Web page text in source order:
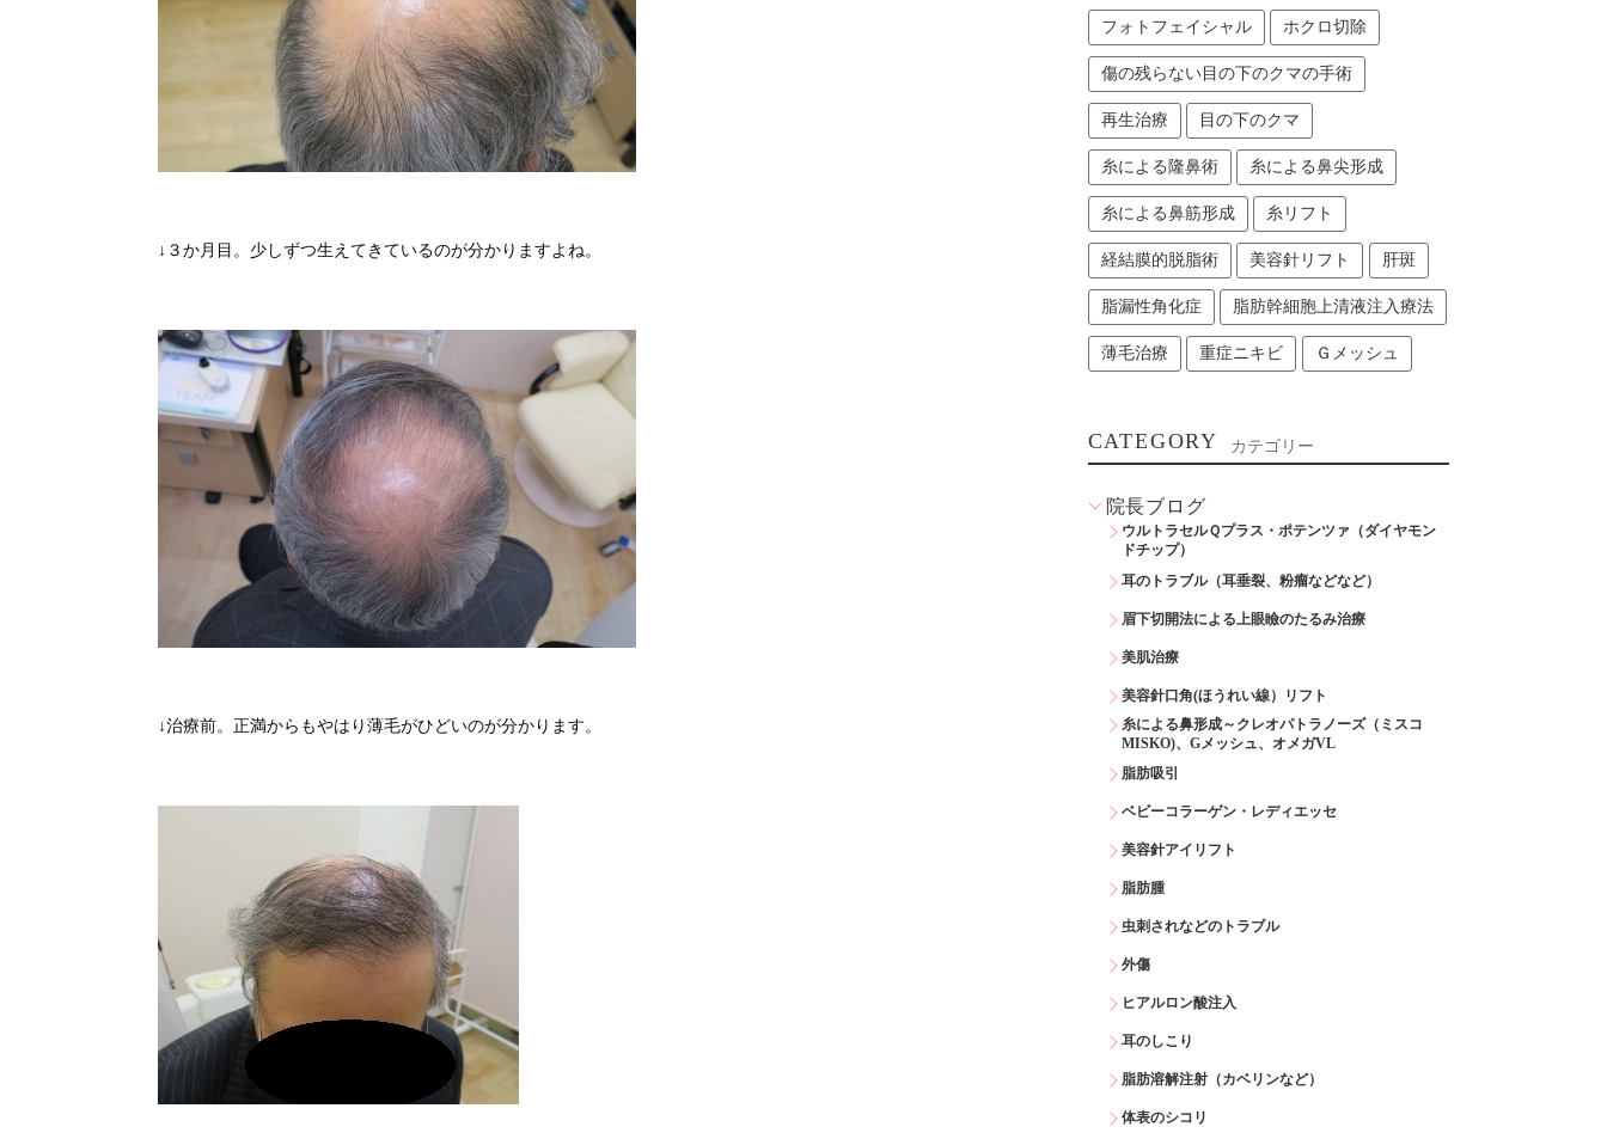
↓３か月目。少しずつ生えてきているのが分かりますよね。
↓治療前。正満からもやはり薄毛がひどいのが分かります。
フォトフェイシャル ホクロ切除
傷の残らない目の下のクマの手術
再生治療 目の下のクマ
糸による隆鼻術 糸による鼻尖形成
糸による鼻筋形成 糸リフト
経結膜的脱脂術 美容針リフト 肝斑
脂漏性角化症 脂肪幹細胞上清液注入療法
薄毛治療 重症ニキビ Ｇメッシュ
CATEGORY カテゴリー
院長ブログ
ウルトラセルＱプラス・ポテンツァ（ダイヤモン
ドチップ）
耳のトラブル（耳垂裂、粉瘤などなど）
眉下切開法による上眼瞼のたるみ治療
美肌治療
美容針口角(ほうれい線）リフト
糸による鼻形成～クレオパトラノーズ（ミスコ
MISKO)、Gメッシュ、オメガVL
脂肪吸引
ベビーコラーゲン・レディエッセ
美容針アイリフト
脂肪腫
虫刺されなどのトラブル
外傷
ヒアルロン酸注入
耳のしこり
脂肪溶解注射（カベリンなど）
体表のシコリ